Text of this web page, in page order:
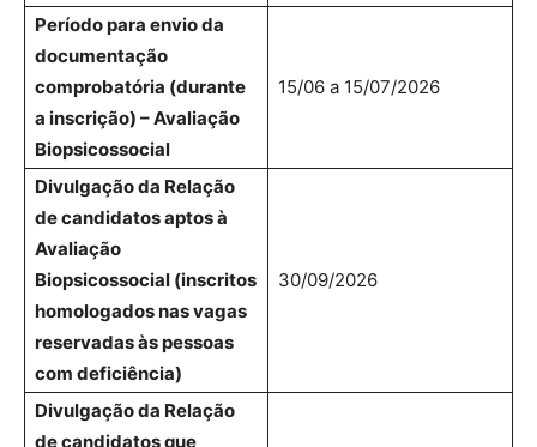
Período para envio da
documentação
comprobatória (durante
a inscrição) – Avaliação
Biopsicossocial
15/06 a 15/07/2026
Divulgação da Relação
de candidatos aptos à
Avaliação
Biopsicossocial (inscritos
homologados nas vagas
reservadas às pessoas
com deficiência)
30/09/2026
Divulgação da Relação
de candidatos que